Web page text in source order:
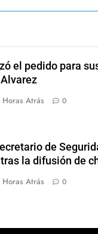
el pedido para
Horas Atrás 0
de
la difusión de
Horas Atrás 0